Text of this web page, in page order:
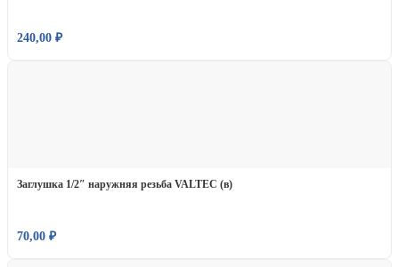
240,00 ₽
Заглушка 1/2″ наружняя резьба VALTEC (в)
70,00 ₽